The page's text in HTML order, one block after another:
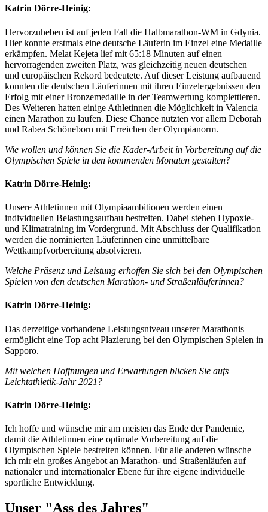
Katrin Dörre-Heinig:
Hervorzuheben ist auf jeden Fall die Halbmarathon-WM in Gdynia.
Hier konnte erstmals eine deutsche Läuferin im Einzel eine Medaille
erkämpfen. Melat Kejeta lief mit 65:18 Minuten auf einen
hervorragenden zweiten Platz, was gleichzeitig neuen deutschen
und europäischen Rekord bedeutete. Auf dieser Leistung aufbauend
konnten die deutschen Läuferinnen mit ihren Einzelergebnissen den
Erfolg mit einer Bronzemedaille in der Teamwertung komplettieren.
Des Weiteren hatten einige Athletinnen die Möglichkeit in Valencia
einen Marathon zu laufen. Diese Chance nutzten vor allem Deborah
und Rabea Schöneborn mit Erreichen der Olympianorm.
Wie wollen und können Sie die Kader-Arbeit in Vorbereitung auf die
Olympischen Spiele in den kommenden Monaten gestalten?
Katrin Dörre-Heinig:
Unsere Athletinnen mit Olympiaambitionen werden einen
individuellen Belastungsaufbau bestreiten. Dabei stehen Hypoxie-
und Klimatraining im Vordergrund. Mit Abschluss der Qualifikation
werden die nominierten Läuferinnen eine unmittelbare
Wettkampfvorbereitung absolvieren.
Welche Präsenz und Leistung erhoffen Sie sich bei den Olympischen
Spielen von den deutschen Marathon- und Straßenläuferinnen?
Katrin Dörre-Heinig:
Das derzeitige vorhandene Leistungsniveau unserer Marathonis
ermöglicht eine Top acht Plazierung bei den Olympischen Spielen in
Sapporo.
Mit welchen Hoffnungen und Erwartungen blicken Sie aufs
Leichtathletik-Jahr 2021?
Katrin Dörre-Heinig:
Ich hoffe und wünsche mir am meisten das Ende der Pandemie,
damit die Athletinnen eine optimale Vorbereitung auf die
Olympischen Spiele bestreiten können. Für alle anderen wünsche
ich mir ein großes Angebot an Marathon- und Straßenläufen auf
nationaler und internationaler Ebene für ihre eigene individuelle
sportliche Entwicklung.
Unser "Ass des Jahres"